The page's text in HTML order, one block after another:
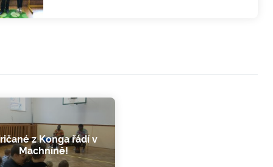
z Konga řádí v
Machníně!